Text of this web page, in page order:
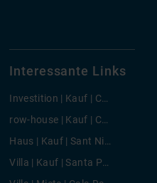
Interessante Links
Investition | Kauf | Chamartin
row-house | Kauf | Costa de la Calma
Haus | Kauf | Sant Nicolau
Villa | Kauf | Santa Ponsa